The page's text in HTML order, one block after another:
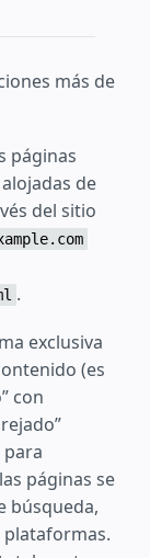
más de
páginas
de
del sitio
.
exclusiva
(es
con
para
páginas se
búsqueda,
plataformas.